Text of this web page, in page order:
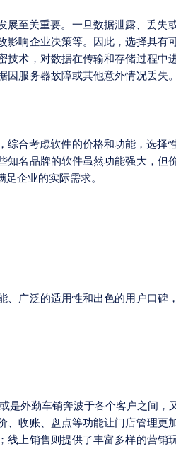
展至关重要。一旦数据泄露、丢失
响企业决策等。因此，选择具有
术，对数据在传输和存储过程中
服务器故障或其他意外情况丢失
综合考虑软件的价格和功能，选择
名品牌的软件虽然功能强大，但
企业的实际需求。
广泛的适用性和出色的用户口碑
是外勤车销奔波于各个客户之间，
收账、盘点等功能让门店管理更
上销售则提供了丰富多样的营销